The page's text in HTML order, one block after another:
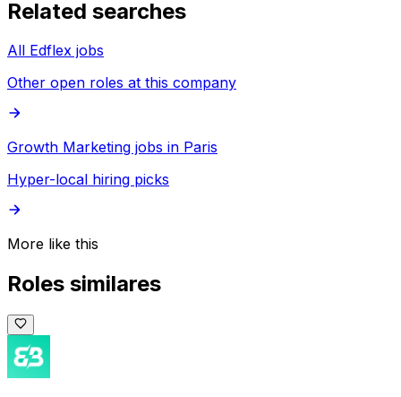
Related searches
All Edflex jobs
Other open roles at this company
Growth Marketing jobs in Paris
Hyper-local hiring picks
More like this
Roles similares